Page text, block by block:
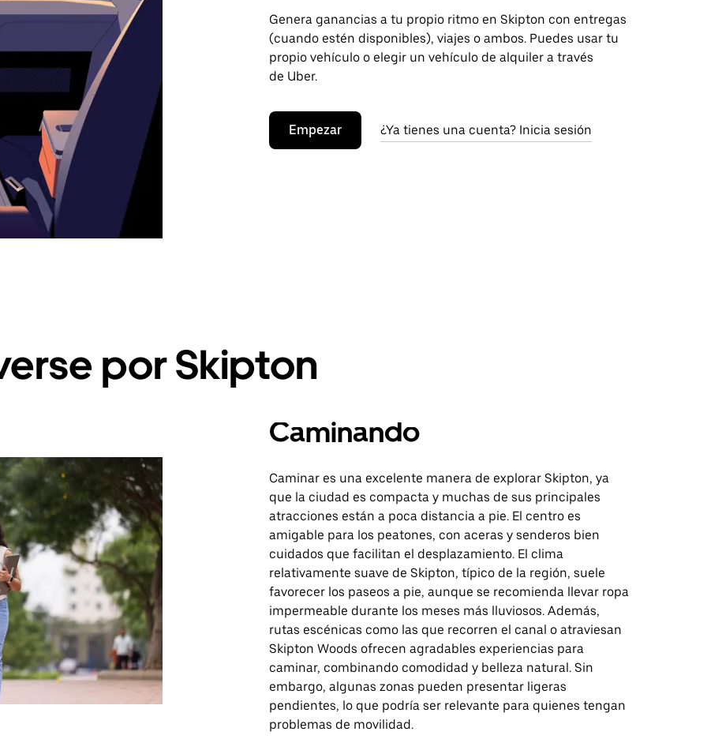
Genera ganancias a tu propio ritmo en Skipton con entregas
(cuando estén disponibles), viajes o ambos. Puedes usar tu
propio vehículo o elegir un vehículo de alquiler a través
de Uber.
Empezar ¿Ya tienes una cuenta? Inicia sesión
por Skipton
Caminando
Caminar es una excelente manera de explorar Skipton, ya
que la ciudad es compacta y muchas de sus principales
atracciones están a poca distancia a pie. El centro es
amigable para los peatones, con aceras y senderos bien
cuidados que facilitan el desplazamiento. El clima
relativamente suave de Skipton, típico de la región, suele
favorecer los paseos a pie, aunque se recomienda llevar ropa
impermeable durante los meses más lluviosos. Además,
rutas escénicas como las que recorren el canal o atraviesan
Skipton Woods ofrecen agradables experiencias para
caminar, combinando comodidad y belleza natural. Sin
embargo, algunas zonas pueden presentar ligeras
pendientes, lo que podría ser relevante para quienes tengan
problemas de movilidad.